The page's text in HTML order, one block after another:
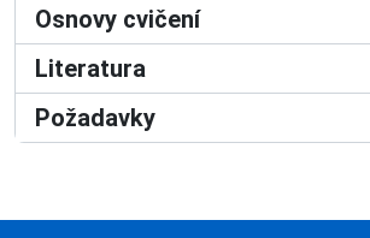
Osnovy cvičení
Literatura
Požadavky